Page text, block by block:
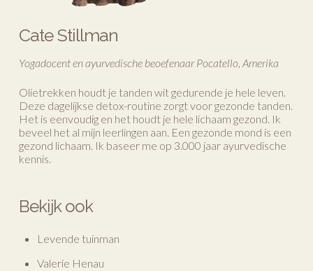
Cate Stillman
Yogadocent en ayurvedische beoefenaar Pocatello, Amerika
Olietrekken houdt je tanden wit gedurende je hele leven.
Deze dagelijkse detox-routine zorgt voor gezonde tanden.
Het is eenvoudig en het houdt je hele lichaam gezond. Ik
beveel het al mijn leerlingen aan. Een gezonde mond is een
gezond lichaam. Ik baseer me op 3.000 jaar ayurvedische
kennis.
Bekijk ook
Levende tuinman
Valerie Henau